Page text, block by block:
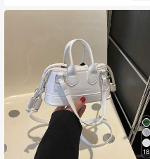
직장, 일상 매칭에 적합, 여성 일상 사
18